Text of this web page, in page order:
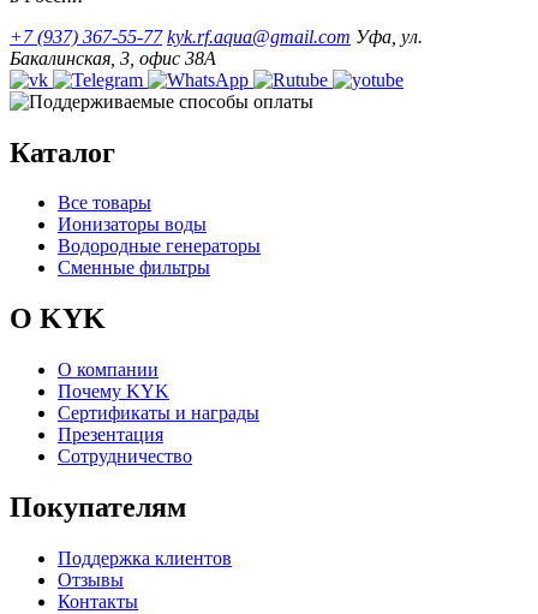
+7 (937) 367-55-77 kyk.rf.aqua@gmail.com Уфа, ул.
Бакалинская, 3, офис 38А
Каталог
Все товары
Ионизаторы воды
Водородные генераторы
Сменные фильтры
О KYK
О компании
Почему KYK
Сертификаты и награды
Презентация
Сотрудничество
Покупателям
Поддержка клиентов
Отзывы
Контакты